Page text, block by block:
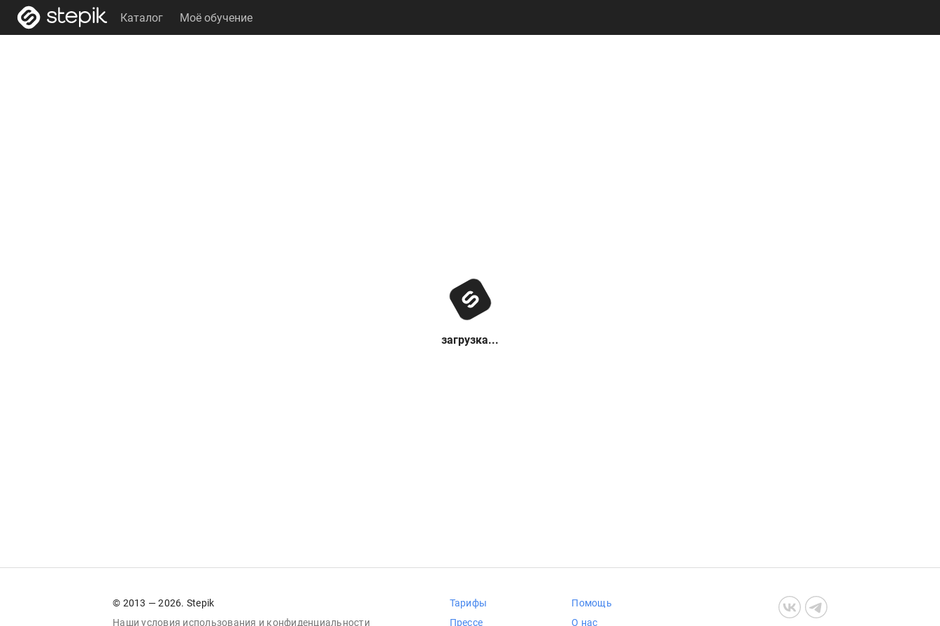
Каталог Моё обучение
загрузка...
© 2013 — 2026. Stepik
Наши условия использования и конфиденциальности
Тарифы
Прессе
Помощь
О нас